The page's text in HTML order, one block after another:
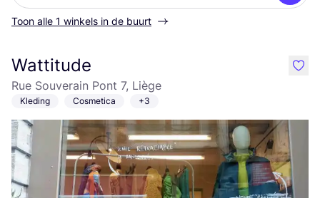
Toon alle 1 winkels in de buurt
Wattitude
Rue Souverain Pont 7, Liège
Kleding Cosmetica +3
like